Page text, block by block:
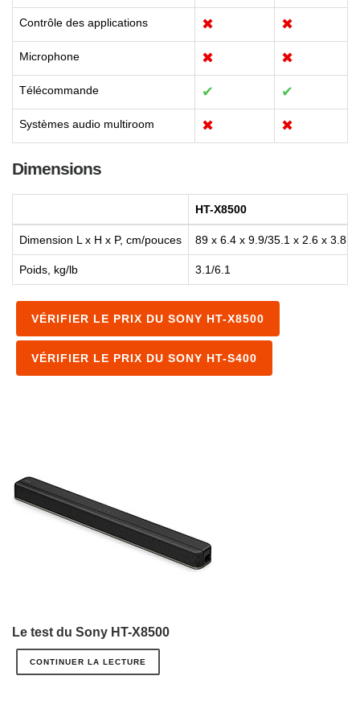
Contrôle des applications ✖ ✖
Microphone ✖ ✖
Télécommande ✔ ✔
Systèmes audio multiroom ✖ ✖
Dimensions
HT-X8500
Dimension L x H x P, cm/pouces 89 x 6.4 x 9.9/35.1 x 2.6 x 3.8
Poids, kg/lb 3.1/6.1
VÉRIFIER LE PRIX DU SONY HT-X8500
VÉRIFIER LE PRIX DU SONY HT-S400
Le test du Sony HT-X8500
CONTINUER LA LECTURE